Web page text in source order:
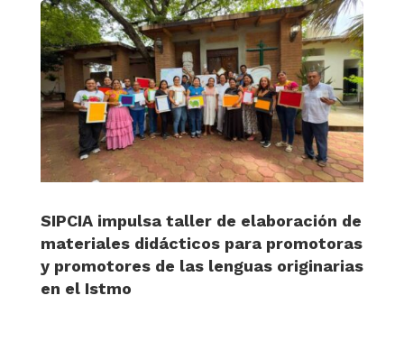
SIPCIA impulsa taller de elaboración de
materiales didácticos para promotoras
y promotores de las lenguas originarias
en el Istmo